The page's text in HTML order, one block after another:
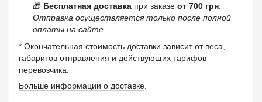
🎁 Бесплатная доставка при заказе от 700 грн
Отправка осуществляется только после полной
оплаты на сайте.
* Окончательная стоимость доставки зависит от веса,
габаритов отправления и действующих тарифов
перевозчика.
Больше информации о доставке